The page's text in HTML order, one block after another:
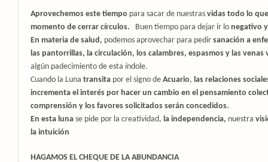
Aprovechemos este tiempo para sacar de nuestras vidas todo lo
momento de cerrar círculos.
Buen tiempo para dejar ir lo negativo
En materia de salud, podemos aprovechar para pedir sanación a
las pantorrillas, la circulación, los calambres, espasmos y las venas
algún padecimiento de esta índole.
Cuando la Luna transita por el signo de Acuario, las relaciones
incrementa el interés por hacer un cambio en el pensamiento
comprensión y los favores solicitados serán concedidos.
En esta luna se pide por la creatividad, la independencia, nuestra
la intuición
HAGAMOS EL CHEQUE DE LA ABUNDANCIA